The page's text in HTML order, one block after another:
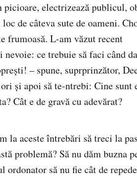
electrizează publicul,
de câteva sute de oameni.
frumoasă. L-am văzut recent
ce trebuie să faci când
– spune, suprprinzător,
și apoi să te-ntrebi: Cine sunt
Cât e de gravă cu adevărat?
la aceste întrebări să treci la
problemă? Să nu dăm buzna
să nu fie cât de